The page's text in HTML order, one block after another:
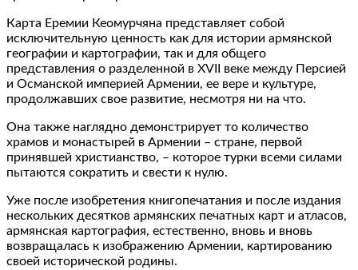
Карта Еремии Кеомурчяна представляет собой
исключительную ценность как для истории армянской
географии и картографии, так и для общего
представления о разделенной в XVII веке между Персией
и Османской империей Армении, ее вере и культуре,
продолжавших свое развитие, несмотря ни на что.
Она также наглядно демонстрирует то количество
храмов и монастырей в Армении – стране, первой
принявшей христианство, – которое турки всеми силами
пытаются сократить и свести к нулю.
Уже после изобретения книгопечатания и после издания
нескольких десятков армянских печатных карт и атласов,
армянская картография, естественно, вновь и вновь
возвращалась к изображению Армении, картированию
своей исторической родины.